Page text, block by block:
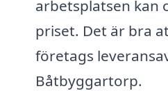
arbetsplatsen kan
priset. Det är bra
företags
Båtbyggartorp.